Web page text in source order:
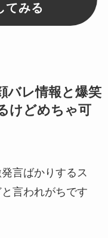
てみる
バレ情報と爆笑
けどめちゃ可
言ばかりするス
言われがちです